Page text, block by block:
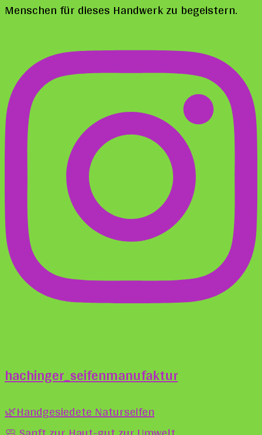
Menschen für dieses Handwerk zu begeistern.
hachinger_seifenmanufaktur
🌿Handgesiedete Naturseifen